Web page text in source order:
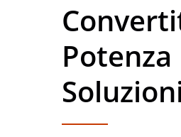
Potenza